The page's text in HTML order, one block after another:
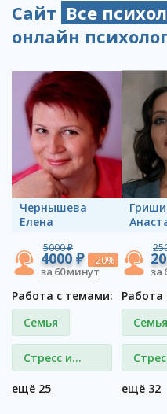
Сайт Все
онлайн
Чернышева
Елена
5000 ₽
4000 ₽ -20%
за 60 минут
Работа с темами:
Семья
Стресс и
депрессия
ещё 25
за
Работа
Семья
ещё 32